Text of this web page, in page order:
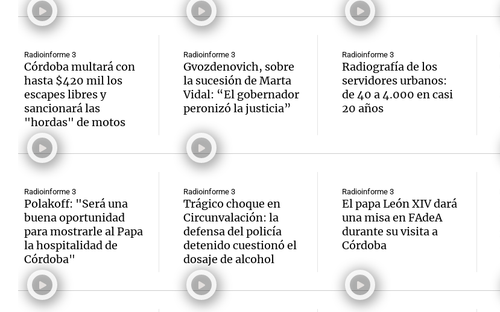
Radioinforme 3
Córdoba multará con
hasta $420 mil los
escapes libres y
sancionará las
"hordas" de motos
Radioinforme 3
Gvozdenovich, sobre
la sucesión de Marta
Vidal: “El gobernador
peronizó la justicia”
Radioinforme 3
Radiografía de los
servidores urbanos:
de 40 a 4.000 en casi
20 años
Radioinforme 3
Polakoff: "Será una
buena oportunidad
para mostrarle al Papa
la hospitalidad de
Córdoba"
Radioinforme 3
Trágico choque en
Circunvalación: la
defensa del policía
detenido cuestionó el
dosaje de alcohol
Radioinforme 3
El papa León XIV dará
una misa en FAdeA
durante su visita a
Córdoba